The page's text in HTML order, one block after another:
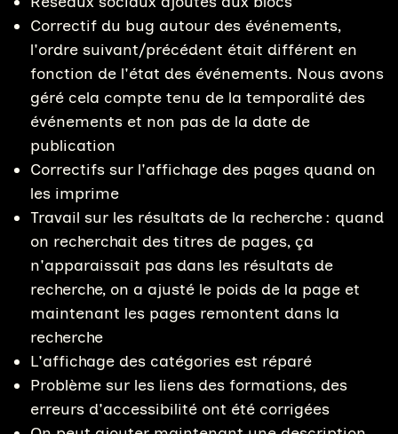
Correctif du bug autour des événements,
l'ordre suivant/précédent était différent en
fonction de l'état des événements. Nous avons
géré cela compte tenu de la temporalité des
événements et non pas de la date de
publication
Correctifs sur l'affichage des pages quand on
les imprime
Travail sur les résultats de la recherche : quand
on recherchait des titres de pages, ça
n'apparaissait pas dans les résultats de
recherche, on a ajusté le poids de la page et
maintenant les pages remontent dans la
recherche
L'affichage des catégories est réparé
Problème sur les liens des formations, des
erreurs d'accessibilité ont été corrigées